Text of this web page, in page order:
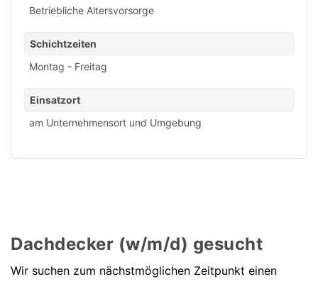
Betriebliche Altersvorsorge
Schichtzeiten
Montag - Freitag
Einsatzort
am Unternehmensort und Umgebung
Dachdecker (w/m/d) gesucht
Wir suchen zum nächstmöglichen Zeitpunkt einen